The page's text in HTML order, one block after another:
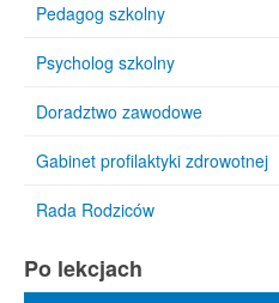
Pedagog szkolny
Psycholog szkolny
Doradztwo zawodowe
Gabinet profilaktyki zdrowotnej
Rada Rodziców
Po lekcjach